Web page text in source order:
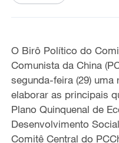
O Birô Político do
Comunista da China
segunda-feira (29)
elaborar as principais
Plano Quinquenal de
Desenvolvimento
Comitê Central do